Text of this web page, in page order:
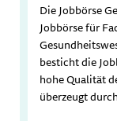
Die Jobbörse
Jobbörse für
besticht die
hohe Qualität
überzeugt